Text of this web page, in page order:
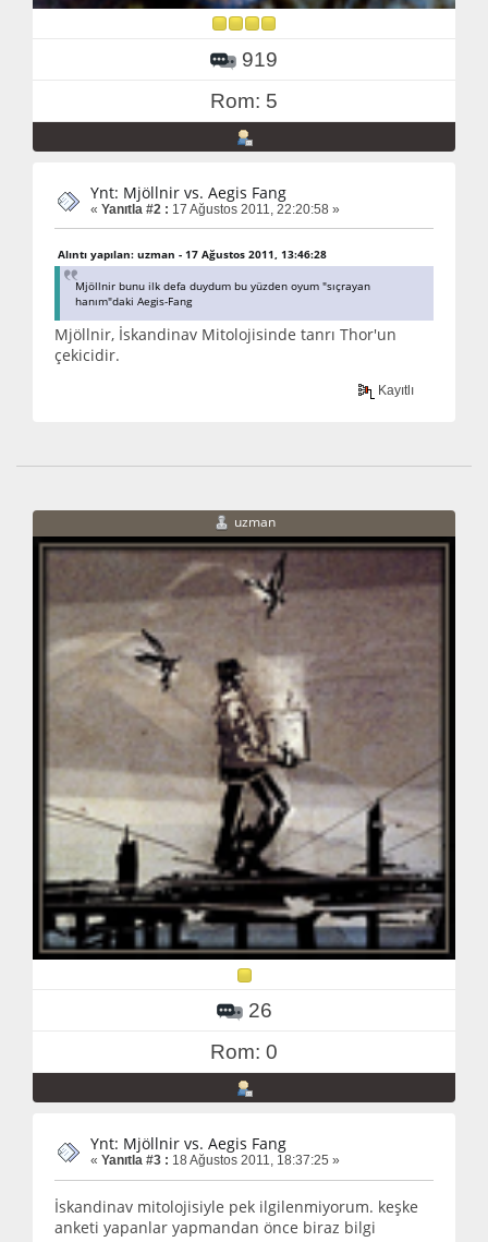
919
Rom: 5
Ynt: Mjöllnir vs. Aegis Fang
« Yanıtla #2 : 17 Ağustos 2011, 22:20:58 »
Alıntı yapılan: uzman - 17 Ağustos 2011, 13:46:28
Mjöllnir bunu ilk defa duydum bu yüzden oyum "sıçrayan
hanım"daki Aegis-Fang
Mjöllnir, İskandinav Mitolojisinde tanrı Thor'un
çekicidir.
Kayıtlı
uzman
26
Rom: 0
Ynt: Mjöllnir vs. Aegis Fang
« Yanıtla #3 : 18 Ağustos 2011, 18:37:25 »
İskandinav mitolojisiyle pek ilgilenmiyorum. keşke
anketi yapanlar yapmandan önce biraz bilgi